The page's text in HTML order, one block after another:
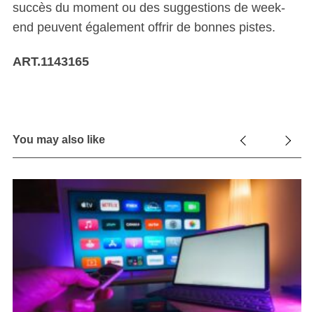
succès du moment ou des suggestions de week-
end peuvent également offrir de bonnes pistes.
ART.1143165
You may also like